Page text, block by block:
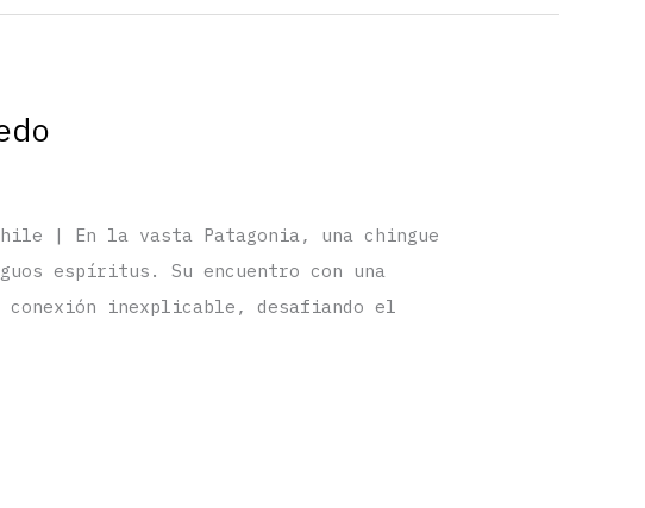
| En la vasta Patagonia, una chingue
espíritus. Su encuentro con una
inexplicable, desafiando el